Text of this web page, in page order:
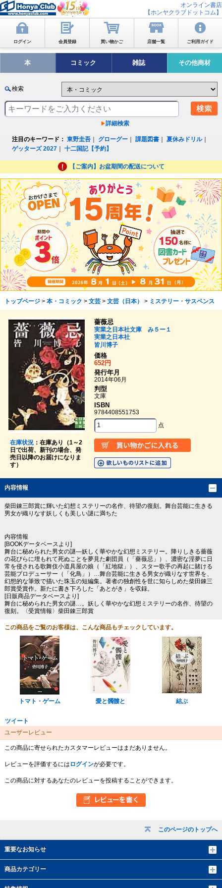
オンライン書店
【ホンヤクラブドットコム】
ログイン 会員登録 買い物かご 店舗一覧 ご利用ガイド
本 コミック 雑誌 その他商材
検索
詳細検索
注目のキーワード： 東野圭吾 グローグー ｜課題図書 ｜夏休みドリル｜
ゲッターズ 2027 ｜十二国記【予約】
【ご案内】お盆期間の配送について
このページのトップへ
重要なお知らせ
商品カテゴリー
トップページ> 本・コミック > 文芸> 文芸（日本） > ミステリー・サスペンス
在庫状況：在庫あり（1～2
日で出荷、新刊の場合、発
売日以降のお届けになりま
す）
薔薇忌
実業之日本社文庫 み５ー１
実業之日本社
皆川博子
価格
652円
発行年月
2014年06月
判型
文庫
ISBN
9784408551753
点
内容情報
柴田錬三郎賞に輝いた幻想ミステリーの名作、待望の復刻。舞台芸能に生きる
男女が織りなす妖しくも美しい謎に満ちた
内容情報
[BOOKデータベースより]
舞台に秘められた男女の謎―妖しく華やかな幻想ミステリー。降りしきる薔薇
の花びらに埋もれて死ぬことを夢見た劇団員（「薔薇忌」）、濃密な淫夢に日
常を侵される歌舞伎小道具屋の娘（「紅地獄」）、スター歌手の再起に賭ける
芸能プロデューサー（「化鳥」）…舞台芸能に生きる男女が織りなす世界を、
幻想的な筆致で描いた珠玉の短編集。著者の独創性を世に知らしめた柴田錬三
郎賞受賞作。新たに書き下ろした「あとがき」を収録。
[日販商品データベースより]
舞台に秘められた男女の謎…。妖しく華やかな幻想ミステリーの名作、待望の
復刻。〈受賞情報〉柴田錬三郎賞
この商品をご覧のお客様は、こんな商品もチェックしています。
トマト・ゲーム 愛と髑髏と 結ぶ
ツイート
ユーザーレビュー
この商品に寄せられたカスタマーレビューはまだありません。
レビューを評価するには ログインが必要です。
この商品に対するあなたのレビューを投稿することができます。